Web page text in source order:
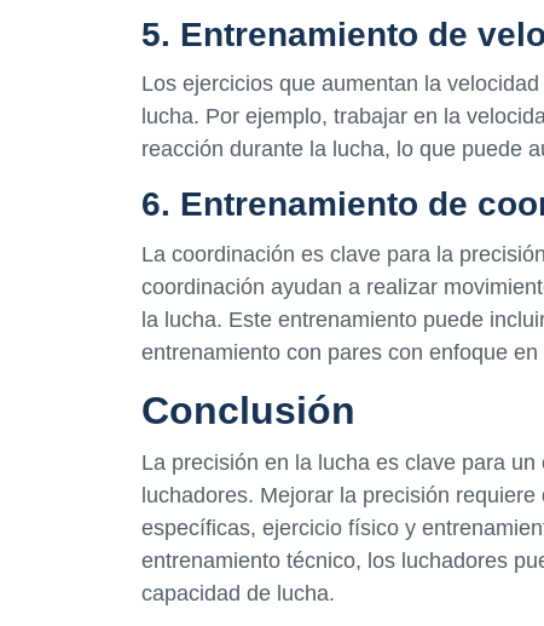
5. Entrenamiento de
Los ejercicios que aumentan la
lucha. Por ejemplo, trabajar en la
reacción durante la lucha, lo que puede
6. Entrenamiento de
La coordinación es clave para la
coordinación ayudan a realizar
la lucha. Este entrenamiento puede
entrenamiento con pares con enfoque
Conclusión
La precisión en la lucha es clave para
luchadores. Mejorar la precisión
específicas, ejercicio físico y
entrenamiento técnico, los luchadores
capacidad de lucha.